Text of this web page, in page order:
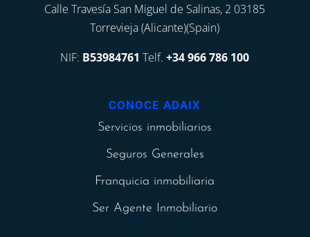
Calle Travesía San Miguel de Salinas, 2 03185
Torrevieja (Alicante)(Spain)
NIF: B53984761 Telf.+34 966 786 100
CONOCE ADAIX
Servicios inmobiliarios
Seguros Generales
Franquicia inmobiliaria
Ser Agente Inmobiliario